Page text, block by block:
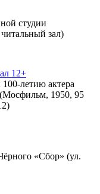
студии
зал)
12+
летию актера
(Мосфильм, 1950, 95
«Сбор» (ул.